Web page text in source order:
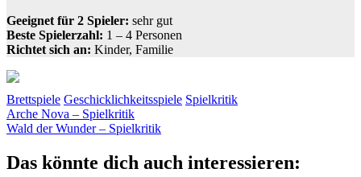
Geeignet für 2 Spieler: sehr gut
Beste Spielerzahl: 1 – 4 Personen
Richtet sich an: Kinder, Familie
Brettspiele Geschicklichkeitsspiele Spielkritik
BalanceGeschicklichkeitKosmos
Beitragsnavigation
Vorheriger
Beitrag:
Arche Nova – Spielkritik
Nächster
Wald der Wunder – Spielkritik
Das könnte dich auch interessieren: